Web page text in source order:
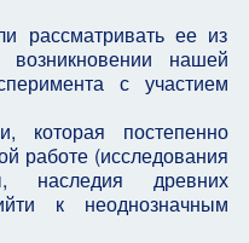
рассматривать ее из
возникновении нашей
с участием
которая постепенно
работе (исследования
наследия древних
к неоднозначным